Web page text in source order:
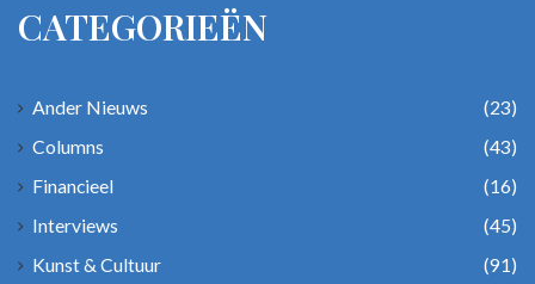
CATEGORIEËN
Ander Nieuws
(23)
Columns
(43)
Financieel
(16)
Interviews
(45)
Kunst & Cultuur
(91)